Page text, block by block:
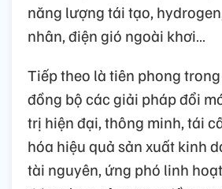
năng lượng tái tạo,
nhân, điện gió ngoài khơi…
Tiếp theo là tiên phong
đồng bộ các giải pháp đổi
trị hiện đại, thông minh, tái
hóa hiệu quả sản xuất kinh
tài nguyên, ứng phó linh